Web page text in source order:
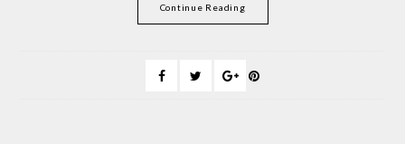
Continue Reading